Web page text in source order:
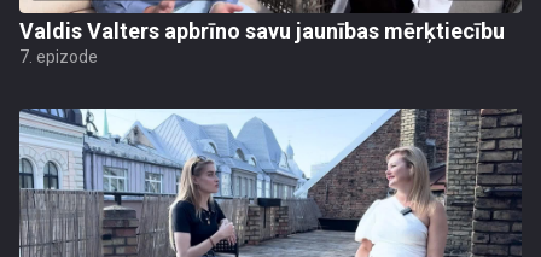
Valdis Valters apbrīno savu jaunības mērķtiecību
7. epizode